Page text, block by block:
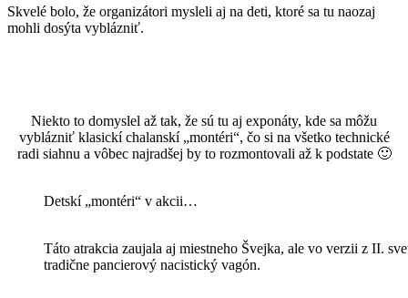
Skvelé bolo, že organizátori mysleli aj na deti, ktoré sa tu naozaj
mohli dosýta vyblázniť.
Niekto to domyslel až tak, že sú tu aj exponáty, kde sa môžu
vyblázniť klasickí chalanskí „montéri“, čo si na všetko technické
radi siahnu a vôbec najradšej by to rozmontovali až k podstate 🙂
Detskí „montéri“ v akcii…
Táto atrakcia zaujala aj miestneho Švejka, ale vo verzii z II.
tradične pancierový nacistický vagón.